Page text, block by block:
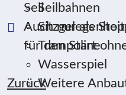
Seilbahnen
Trampoline
Wasserspiel
Weitere
Seil
Auch nur als
für den Start
Zurück